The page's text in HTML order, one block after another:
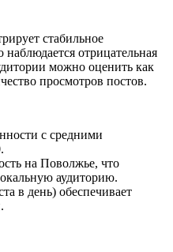
стабильное
отрицательная
можно оценить как
просмотров постов.
с средними
на Поволжье, что
аудиторию.
в день) обеспечивает